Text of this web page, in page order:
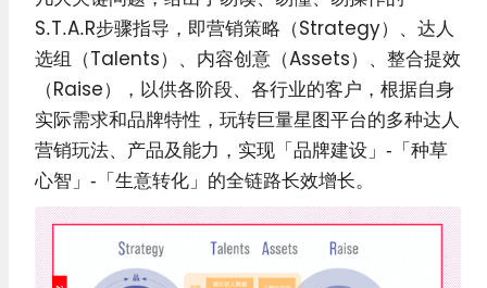
S.T.A.R步骤指导，即营销策略（Strategy）、达人
选组（Talents）、内容创意（Assets）、整合提效
（Raise），以供各阶段、各行业的客户，根据自身
实际需求和品牌特性，玩转巨量星图平台的多种达人
营销玩法、产品及能力，实现「品牌建设」-「种草
心智」-「生意转化」的全链路长效增长。